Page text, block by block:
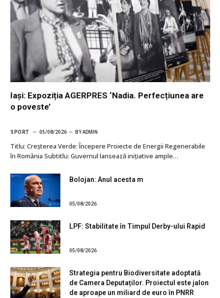
Iași: Expoziția AGERPRES ‘Nadia. Perfecțiunea are
o poveste’
SPORT 05/08/2026 BY ADMIN
Titlu: Creșterea Verde: Începere Proiecte de Energii Regenerabile
în România Subtitlu: Guvernul lansează inițiative ample…
Bolojan: Anul acesta m
05/08/2026
LPF: Stabilitate în Timpul Derby-ului Rapid
05/08/2026
Strategia pentru Biodiversitate adoptată
de Camera Deputaților. Proiectul este jalon
de aproape un miliard de euro în PNRR